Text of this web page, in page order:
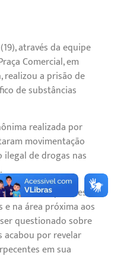
através da equipe
Comercial, em
realizou a prisão de
de substâncias
realizada por
movimentação
de drogas nas
localizaram porções
na área próxima aos
questionado sobre
acabou por revelar
em sua